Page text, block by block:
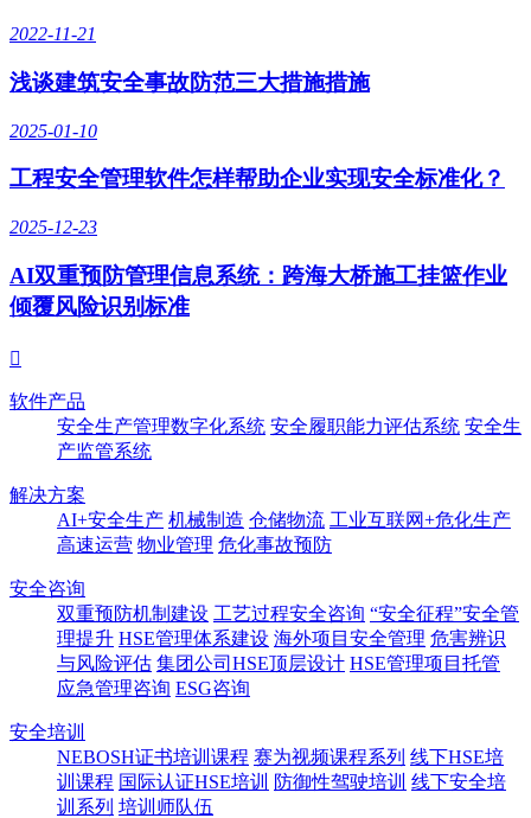
2022-11-21
浅谈建筑安全事故防范三大措施措施
2025-01-10
工程安全管理软件怎样帮助企业实现安全标准化？
2025-12-23
AI双重预防管理信息系统：跨海大桥施工挂篮作业
倾覆风险识别标准

软件产品
安全生产管理数字化系统 安全履职能力评估系统 安全生
产监管系统
解决方案
AI+安全生产 机械制造 仓储物流 工业互联网+危化生产
高速运营 物业管理 危化事故预防
安全咨询
双重预防机制建设 工艺过程安全咨询 “安全征程”安全管
理提升 HSE管理体系建设 海外项目安全管理 危害辨识
与风险评估 集团公司HSE顶层设计 HSE管理项目托管
应急管理咨询 ESG咨询
安全培训
NEBOSH证书培训课程 赛为视频课程系列 线下HSE培
训课程 国际认证HSE培训 防御性驾驶培训 线下安全培
训系列 培训师队伍